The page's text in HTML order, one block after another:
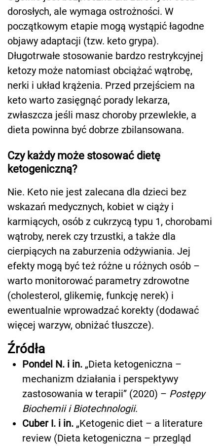
dorosłych, ale wymaga ostrożności. W
początkowym etapie mogą wystąpić łagodne
objawy adaptacji (tzw. keto grypa).
Długotrwałe stosowanie bardzo restrykcyjnej
ketozy może natomiast obciążać wątrobę,
nerki i układ krążenia. Przed przejściem na
keto warto zasięgnąć porady lekarza,
zwłaszcza jeśli masz choroby przewlekłe, a
dieta powinna być dobrze zbilansowana.
Czy każdy może stosować dietę
ketogeniczną?
Nie. Keto nie jest zalecana dla dzieci bez
wskazań medycznych, kobiet w ciąży i
karmiących, osób z cukrzycą typu 1, chorobami
wątroby, nerek czy trzustki, a także dla
cierpiących na zaburzenia odżywiania. Jej
efekty mogą być też różne u różnych osób –
warto monitorować parametry zdrowotne
(cholesterol, glikemię, funkcję nerek) i
ewentualnie wprowadzać korekty (dodawać
więcej warzyw, obniżać tłuszcze).
Źródła
Pondel N. i in. „Dieta ketogeniczna –
mechanizm działania i perspektywy
zastosowania w terapii” (2020) – Postępy
Biochemii i Biotechnologii.
Cuber I. i in. „Ketogenic diet – a literature
review (Dieta ketogeniczna – przegląd